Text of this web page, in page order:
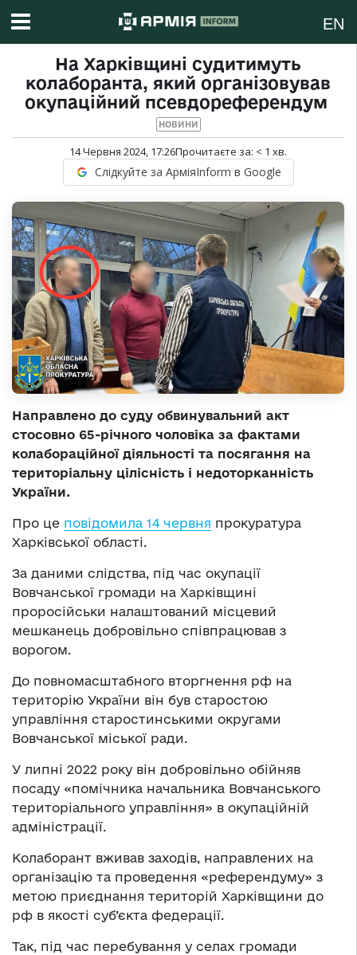
EN
На Харківщині судитимуть
колаборанта, який організовував
окупаційний псевдореферендум
НОВИНИ
14 Червня 2024, 17:26Прочитаєте за: < 1 хв.
Слідкуйте за АрміяInform в Google
Направлено до суду обвинувальний акт
стосовно 65-річного чоловіка за фактами
колабораційної діяльності та посягання на
територіальну цілісність і недоторканність
України.
Про це повідомила 14 червня прокуратура
Харківської області.
За даними слідства, під час окупації
Вовчанської громади на Харківщині
проросійськи налаштований місцевий
мешканець добровільно співпрацював з
ворогом.
До повномасштабного вторгнення рф на
територію України він був старостою
управління старостинськими округами
Вовчанської міської ради.
У липні 2022 року він добровільно обійняв
посаду «помічника начальника Вовчанського
територіального управління» в окупаційній
адміністрації.
Колаборант вживав заходів, направлених на
організацію та проведення «референдуму» з
метою приєднання територій Харківщини до
рф в якості суб’єкта федерації.
Так, під час перебування у селах громади